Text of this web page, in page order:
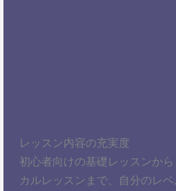
レッスン内容の充実度
初心者向けの基礎レッスンか
カルレッスンまで、自分のレ